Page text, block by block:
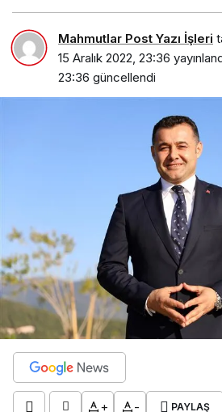
Mahmutlar Post Yazı İşleri
15 Aralık 2022, 23:36
23:36 güncellendi
+ - PAYLAŞ